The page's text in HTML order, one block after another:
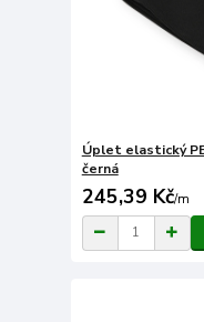
Úplet elastický
černá
245,39 Kč/m